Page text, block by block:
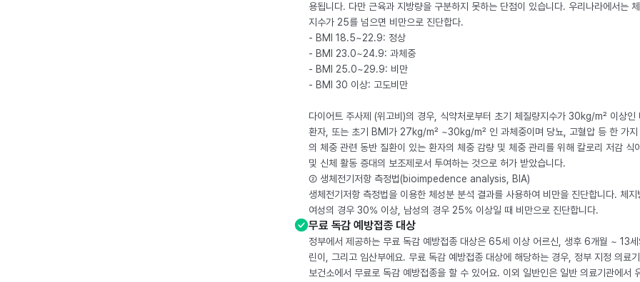
용됩니다. 다만 근육과 지방량을 구분하지 못하는 단점이 있습니다. 우리나라에서는
지수가 25를 넘으면 비만으로 진단합다.
- BMI 18.5~22.9: 정상
- BMI 23.0~24.9: 과체중
- BMI 25.0~29.9: 비만
- BMI 30 이상: 고도비만
다이어트 주사제 (위고비)의 경우, 식약처로부터 초기 체질량지수가 30kg/m² 이상인
환자, 또는 초기 BMI가 27kg/m² ~30kg/m² 인 과체중이며 당뇨, 고혈압 등 한 가지
의 체중 관련 동반 질환이 있는 환자의 체중 감량 및 체중 관리를 위해 칼로리 저감 식
및 신체 활동 증대의 보조제로서 투여하는 것으로 허가 받았습니다.
② 생체전기저항 측정법(bioimpedence analysis, BIA)
생체전기저항 측정법을 이용한 체성분 분석 결과를 사용하여 비만을 진단합니다. 체지
여성의 경우 30% 이상, 남성의 경우 25% 이상일 때 비만으로 진단합니다.
무료 독감 예방접종 대상
정부에서 제공하는 무료 독감 예방접종 대상은 65세 이상 어르신, 생후 6개월 ~ 13
린이, 그리고 임산부에요. 무료 독감 예방접종 대상에 해당하는 경우, 정부 지정 의료
보건소에서 무료로 독감 예방접종을 할 수 있어요. 이외 일반인은 일반 의료기관에서